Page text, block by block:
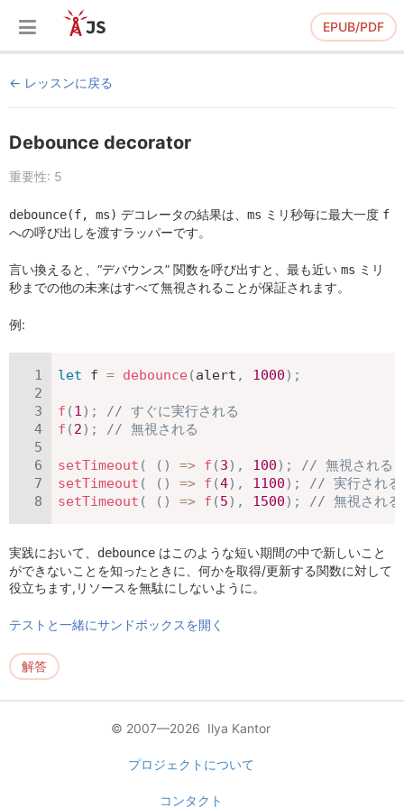
EPUB/PDF
レッスンに戻る
Debounce decorator
重要性: 5
debounce(f, ms) デコレータの結果は、 ms ミリ秒毎に最大一度 f
への呼び出しを渡すラッパーです。
言い換えると、“デバウンス” 関数を呼び出すと、最も近い ms ミリ
秒までの他の未来はすべて無視されることが保証されます。
例:
let f = debounce (alert , 1000) ;
f (1) ;
// すぐに実行される
f (2) ; // 無視される
setTimeout ( ( ) => f (3) , 100) ;
// 無視される
setTimeout ( ( ) => f (4) , 1100) ;
// 実行される
setTimeout ( ( ) => f (5) , 1500) ; // 無視される
実践において、 debounce はこのような短い期間の中で新しいこと
ができないことを知ったときに、何かを取得/更新する関数に対して
役立ちます,リソースを無駄にしないように。
テストと一緒にサンドボックスを開く
解答
© 2007—2026 Ilya Kantor
プロジェクトについて
コンタクト